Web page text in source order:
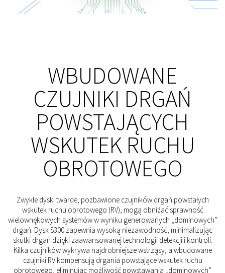
WBUDOWANE
CZUJNIKI DRGAŃ
POWSTAJĄCYCH
WSKUTEK RUCHU
OBROTOWEGO
Zwykłe dyski twarde, pozbawione czujników drgań powstałych
wskutek ruchu obrotowego (RV), mogą obniżać sprawność
wielownękowych systemów w wyniku generowanych „dominowych”
drgań. Dysk S300 zapewnia wysoką niezawodność, minimalizując
skutki drgań dzięki zaawansowanej technologii detekcji i kontroli.
Kilka czujników wykrywa najdrobniejsze wstrząsy, a wbudowane
czujniki RV kompensują drgania powstające wskutek ruchu
obrotowego, eliminując możliwość powstawania „dominowych”